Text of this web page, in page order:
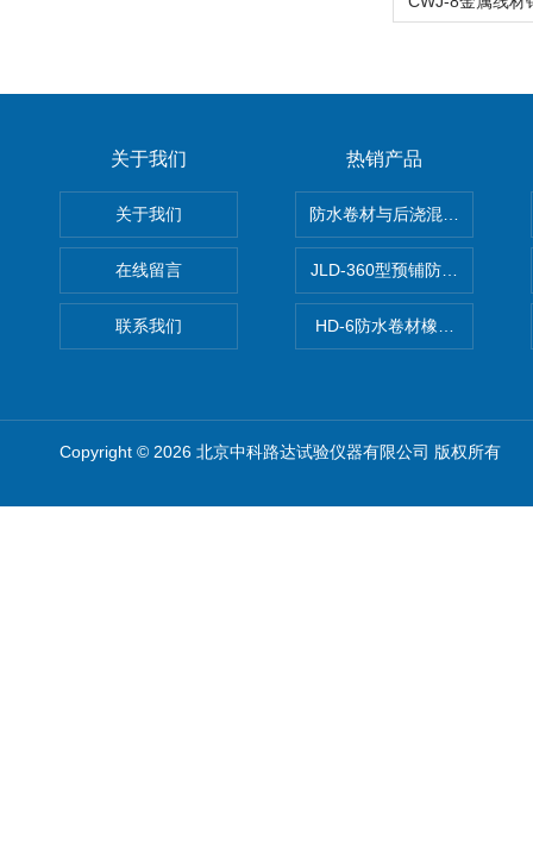
关于我们
关于我们
在线留言
联系我们
热销产品
防水卷材与后浇混凝土剥离强
JLD-360型预铺防水卷材抗冲
HD-6防水卷材橡胶测厚仪
Copyright © 2026 北京中科路达试验仪器有限公司 版权所有